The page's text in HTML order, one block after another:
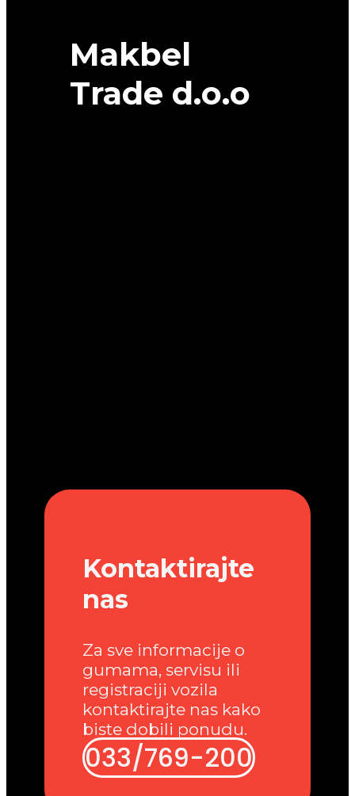
Makbel
Trade d.o.o
Kontaktirajte
nas
Za sve informacije o
gumama, servisu ili
registraciji vozila
kontaktirajte nas kako
biste dobili ponudu.
033/769-200